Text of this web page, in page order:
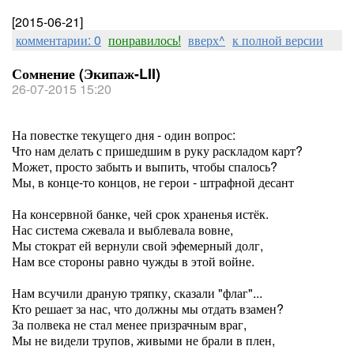
[2015-06-21]
комментарии: 0 понравилось! вверх^ к полной версии
Сомнение (Экипаж-LII)
26-07-2015 15:20
На повестке текущего дня - один вопрос:
Что нам делать с пришедшим в руку раскладом карт?
Может, просто забыть и выпить, чтобы спалось?
Мы, в конце-то концов, не герои - штрафной десант
На консервной банке, чей срок храненья истёк.
Нас система сжевала и выблевала вовне,
Мы стократ ей вернули свой эфемерный долг,
Нам все стороны равно чужды в этой войне.
Нам всучили драную тряпку, сказали "флаг"...
Кто решает за нас, что должны мы отдать взамен?
За полвека не стал менее призрачным враг,
Мы не видели трупов, живыми не брали в плен,